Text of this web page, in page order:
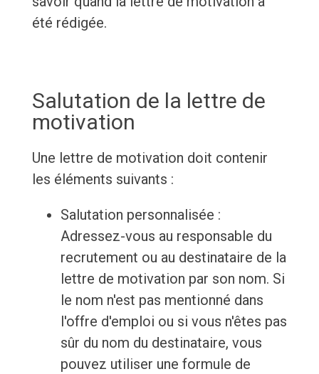
été rédigée.
Salutation de la lettre de
motivation
Une lettre de motivation doit contenir
les éléments suivants :
Salutation personnalisée :
Adressez-vous au responsable du
recrutement ou au destinataire de la
lettre de motivation par son nom. Si
le nom n'est pas mentionné dans
l'offre d'emploi ou si vous n'êtes pas
sûr du nom du destinataire, vous
pouvez utiliser une formule de